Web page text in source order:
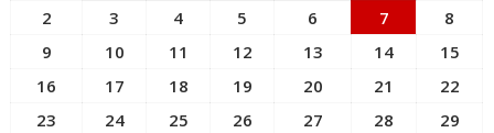
2
3 4 5 6 7
8
9
10 11 12 13 14
15
16
17 18 19 20 21
22
23
24 25 26 27 28
29